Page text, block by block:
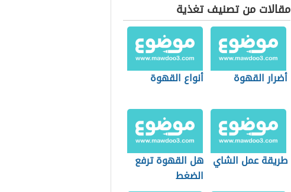
مقالات من تصنيف تغذية
أضرار القهوة أنواع القهوة
طريقة عمل الشاي هل القهوة ترفع
الضغط